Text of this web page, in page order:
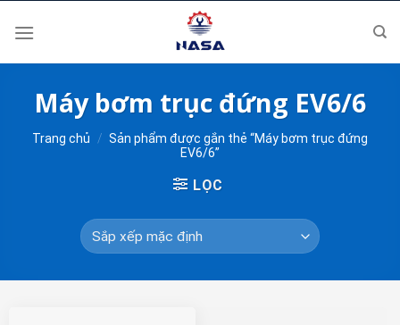
Máy bơm trục đứng EV6/6
Trang chủ / Sản phẩm được gắn thẻ “Máy bơm trục đứng
EV6/6”
LỌC